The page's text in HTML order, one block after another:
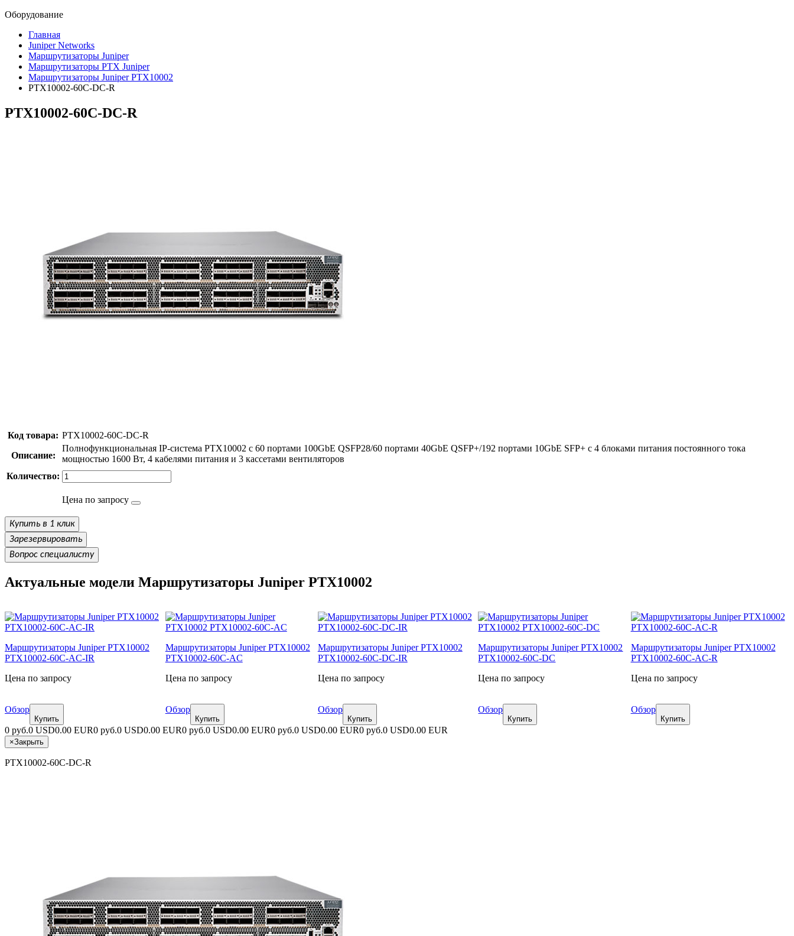
Оборудование
Главная
Juniper Networks
Маршрутизаторы Juniper
Маршрутизаторы PTX Juniper
Маршрутизаторы Juniper PTX10002
PTX10002-60C-DC-R
PTX10002-60C-DC-R
Код товара: PTX10002-60C-DC-R
Описание:
Полнофункциональная IP-система PTX10002 с 60 портами 100GbE QSFP28/60 портами 40GbE QSFP+/192 портами 10GbE SFP+ с 4 блоками питания постоянного тока
мощностью 1600 Вт, 4 кабелями питания и 3 кассетами вентиляторов
Количество:
Цена по запросу
Купить в 1 клик
Зарезервировать
Вопрос специалисту
Актуальные модели Маршрутизаторы Juniper PTX10002
Маршрутизаторы Juniper PTX10002
PTX10002-60C-AC-IR
Цена по запросу
Обзор
Купить
Маршрутизаторы Juniper PTX10002
PTX10002-60C-AC
Цена по запросу
Обзор
Купить
Маршрутизаторы Juniper PTX10002
PTX10002-60C-DC-IR
Цена по запросу
Обзор
Купить
Маршрутизаторы Juniper PTX10002
PTX10002-60C-DC
Цена по запросу
Обзор
Купить
Маршрутизаторы Juniper PTX10002
PTX10002-60C-AC-R
Цена по запросу
Обзор
Купить
0 руб.0 USD0.00 EUR0 руб.0 USD0.00 EUR0 руб.0 USD0.00 EUR0 руб.0 USD0.00 EUR0 руб.0 USD0.00 EUR
×Закрыть
PTX10002-60C-DC-R